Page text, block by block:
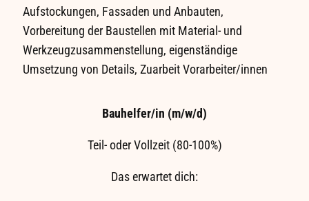
Aufstockungen, Fassaden und Anbauten,
Vorbereitung der Baustellen mit Material- und
Werkzeugzusammenstellung, eigenständige
Umsetzung von Details, Zuarbeit Vorarbeiter/innen
Bauhelfer/in (m/w/d)
Teil- oder Vollzeit (80-100%)
Das erwartet dich: